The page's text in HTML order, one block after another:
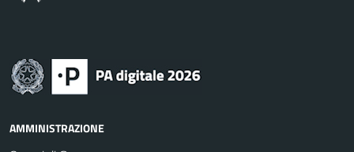
AMMINISTRAZIONE